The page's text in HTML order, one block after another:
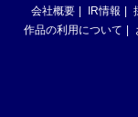
会社概要 IR情報
作品の利用について